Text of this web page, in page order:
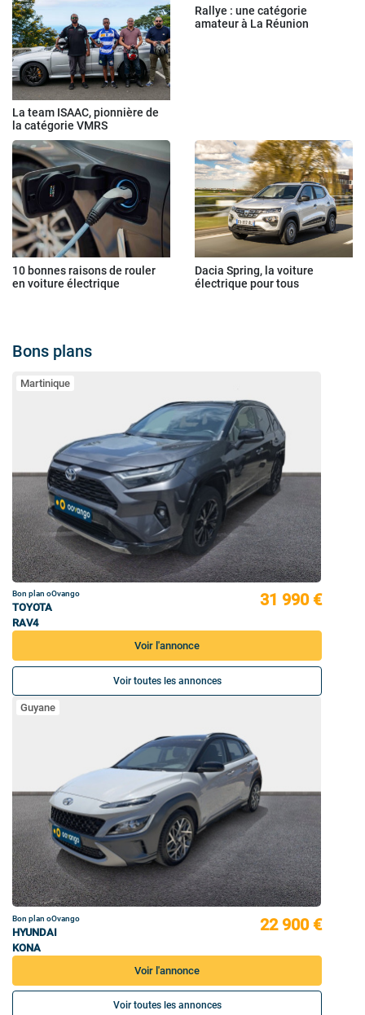
La team ISAAC, pionnière de
la catégorie VMRS
Rallye : une catégorie
amateur à La Réunion
10 bonnes raisons de rouler
en voiture électrique
Dacia Spring, la voiture
électrique pour tous
Bons plans
Martinique
Bon plan oOvango
TOYOTA
RAV4
31 990 €
Voir l'annonce
Voir toutes les annonces
Guyane
Bon plan oOvango
HYUNDAI
KONA
22 900 €
Voir l'annonce
Voir toutes les annonces